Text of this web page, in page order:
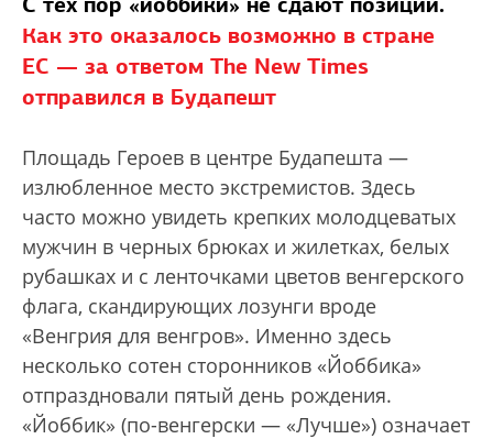
Как это оказалось возможно в стране
ЕС — за ответом The New Times
отправился в Будапешт
Площадь Героев в центре Будапешта —
излюбленное место экстремистов. Здесь
часто можно увидеть крепких молодцеватых
мужчин в черных брюках и жилетках, белых
рубашках и с ленточками цветов венгерского
флага, скандирующих лозунги вроде
«Венгрия для венгров». Именно здесь
несколько сотен сторонников «Йоббика»
отпраздновали пятый день рождения.
«Йоббик» (по-венгерски — «Лучше») означает